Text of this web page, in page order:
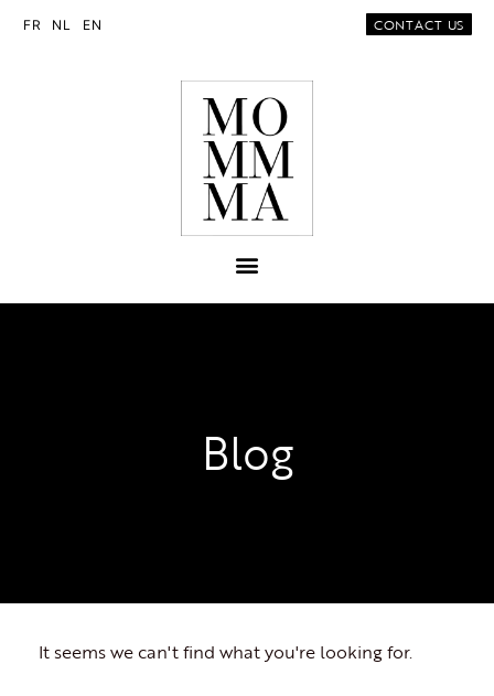
FR NL EN CONTACT US
Blog
It seems we can't find what you're looking for.